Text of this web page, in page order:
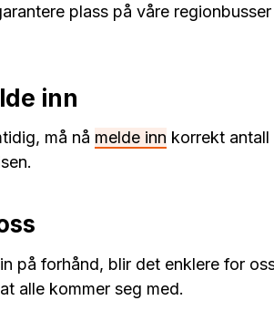
plass på våre
inn
må nå melde inn korrekt
på forhånd, blir det enklere for
alle kommer seg med.